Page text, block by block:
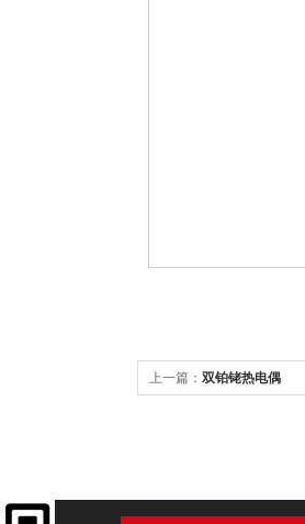
上一篇： 双铂铑热电偶